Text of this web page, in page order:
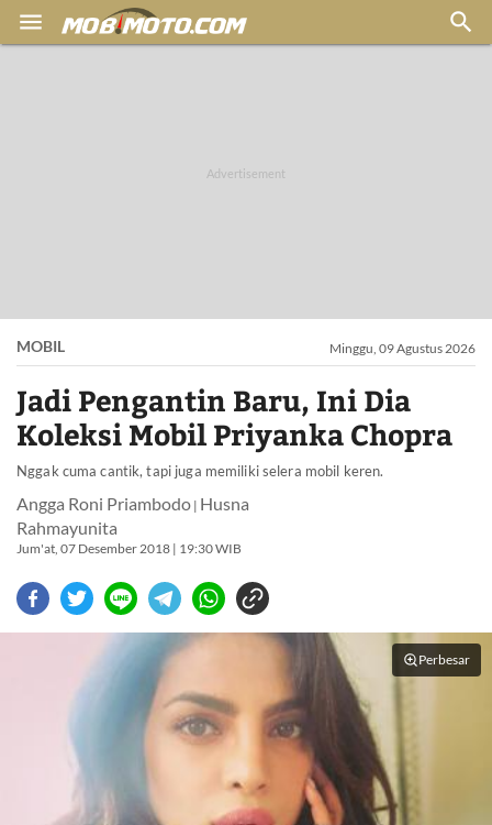
 
MOBIL Minggu, 09 Agustus 2026
Jadi Pengantin Baru, Ini Dia
Koleksi Mobil Priyanka Chopra
Nggak cuma cantik, tapi juga memiliki selera mobil keren.
Angga Roni Priambodo | Husna
Rahmayunita
Jum'at, 07 Desember 2018 | 19:30 WIB
Perbesar